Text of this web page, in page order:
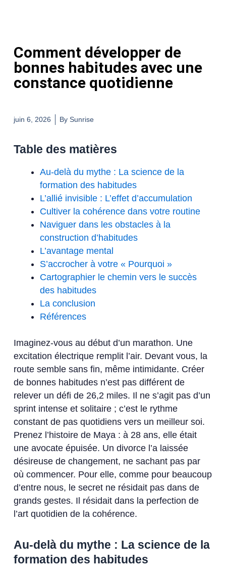
Comment développer de
bonnes habitudes avec une
constance quotidienne
juin 6, 2026 BySunrise
Table des matières
Au-delà du mythe : La science de la
formation des habitudes
L’allié invisible : L’effet d’accumulation
Cultiver la cohérence dans votre routine
Naviguer dans les obstacles à la
construction d’habitudes
L’avantage mental
S’accrocher à votre « Pourquoi »
Cartographier le chemin vers le succès
des habitudes
La conclusion
Références
Imaginez-vous au début d’un marathon. Une
excitation électrique remplit l’air. Devant vous, la
route semble sans fin, même intimidante. Créer
de bonnes habitudes n’est pas différent de
relever un défi de 26,2 miles. Il ne s’agit pas d’un
sprint intense et solitaire ; c’est le rythme
constant de pas quotidiens vers un meilleur soi.
Prenez l’histoire de Maya : à 28 ans, elle était
une avocate épuisée. Un divorce l’a laissée
désireuse de changement, ne sachant pas par
où commencer. Pour elle, comme pour beaucoup
d’entre nous, le secret ne résidait pas dans de
grands gestes. Il résidait dans la perfection de
l’art quotidien de la cohérence.
Au-delà du mythe : La science de la
formation des habitudes